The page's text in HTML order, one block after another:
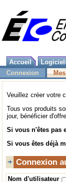
Accueil
Connexion
Veuillez créer votre
Tous vos produits
jour, bénéficier
Si vous n'êtes pas
Si vous êtes déjà
Connexion
Nom d'utilisateur